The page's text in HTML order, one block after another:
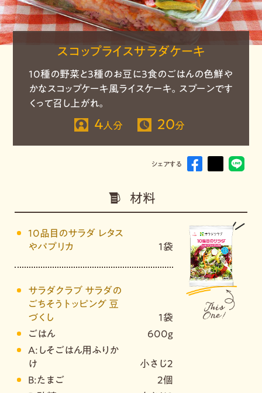
スコップライスサラダケーキ
10種の野菜と3種のお豆に3食のごはんの色鮮や
かなスコップケーキ風ライスケーキ。スプーンです
くって召し上がれ。
4人分 20分
シェアする
材料
10品目のサラダ レタス
やパプリカ
1袋
サラダクラブ サラダの
ごちそうトッピング 豆
づくし
1袋
ごはん
600g
A:しそごはん用ふりか
け
小さじ2
B:たまご
2個